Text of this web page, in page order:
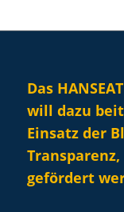
Das
will dazu
Einsatz der
gefördert